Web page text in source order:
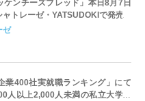
ケンチーズブレッド」本日8月7日
ャトレーゼ・YATSUDOKIで発売
ゼ
業400社実就職ランキング」にて
人以上2,000人未満の私立大学で